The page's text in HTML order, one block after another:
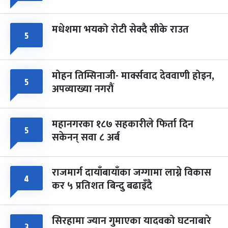
५ मधेशमा भयको रोटी सेक्दै सीके राउत
५ मोहन तिम्सिनाजी- मार्क्सवाद देववाणी होइन,
अपव्याख्या नगरौं
५ महानगरका १८७ सहकारीले फिर्ता दिन
सकेनन् सवा ८ अर्ब
४ राजमार्ग दायाँबायाँका जग्गामा लाग्ने विकास
कर ५ प्रतिशत बिन्दु बढाइँदै
सिरहामा ज्यान गुमाएका यादवको घटनाबारे